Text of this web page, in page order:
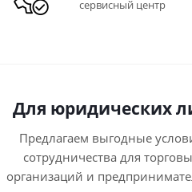
сервисный центр
Для юридических
Предлагаем выгодные
сотрудничества для
организаций и